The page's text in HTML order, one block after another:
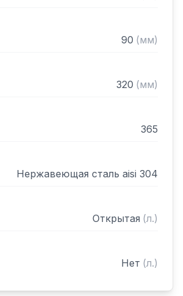
90 (мм)
320 (мм)
365
Нержавеющая сталь aisi 304
Открытая (л.)
Нет (л.)